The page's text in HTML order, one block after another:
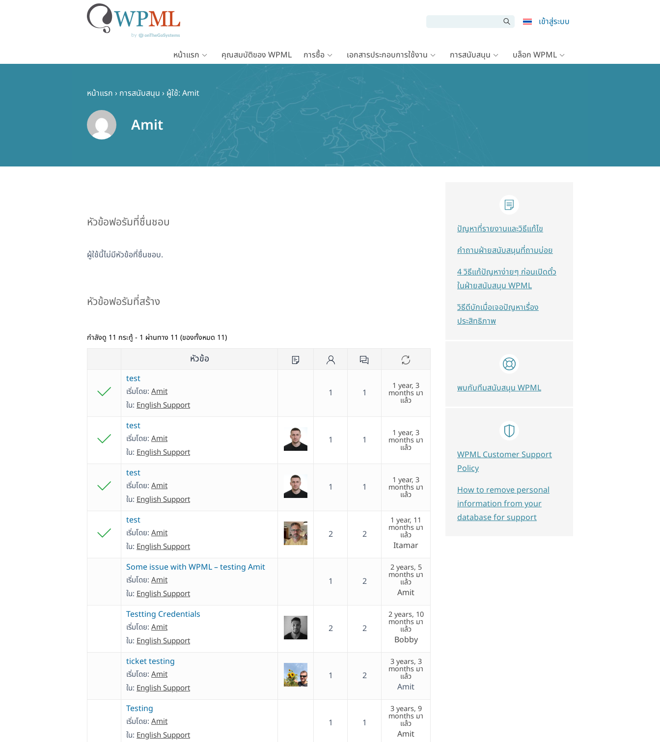
เข้าสู่ระบบ
หน้าแรก คุณสมบัติของ WPML การซื้อ เอกสารประกอบการใช้งาน การสนับสนุน บล็อก WPML
หน้าแรก › การสนับสนุน › ผู้ใช้: Amit
Amit
หัวข้อฟอรัมที่ชื่นชอบ
ผู้ใช้นี้ไม่มีหัวข้อที่ชื่นชอบ.
หัวข้อฟอรัมที่สร้าง
กำลังดู 11 กระทู้ - 1 ผ่านทาง 11 (ของทั้งหมด 11)
หัวข้อ
test
เริ่มโดย: Amit
ใน: English Support
1 1
1 year, 3
months มา
แล้ว
test
เริ่มโดย: Amit
ใน: English Support
1 1
1 year, 3
months มา
แล้ว
test
เริ่มโดย: Amit
ใน: English Support
1 1
1 year, 3
months มา
แล้ว
test
เริ่มโดย: Amit
ใน: English Support
2 2
1 year, 11
months มา
แล้ว
Itamar
Some issue with WPML – testing Amit
เริ่มโดย: Amit
ใน: English Support
1 2
2 years, 5
months มา
แล้ว
Amit
Testting Credentials
เริ่มโดย: Amit
ใน: English Support
2 2
2 years, 10
months มา
แล้ว
Bobby
ticket testing
เริ่มโดย: Amit
ใน: English Support
1 2
3 years, 3
months มา
แล้ว
Amit
Testing
เริ่มโดย: Amit
ใน: English Support
1 1
3 years, 9
months มา
แล้ว
Amit
ปัญหาที่รายงานและวิธีแก้ไข
คำถามฝ่ายสนับสนุนที่ถามบ่อย
4 วิธีแก้ปัญหาง่ายๆ ก่อนเปิดตั๋ว
ในฝ่ายสนับสนุน WPML
วิธีดีบักเมื่อเจอปัญหาเรื่อง
ประสิทธิภาพ
พบกับทีมสนับสนุน WPML
WPML Customer Support
Policy
How to remove personal
information from your
database for support